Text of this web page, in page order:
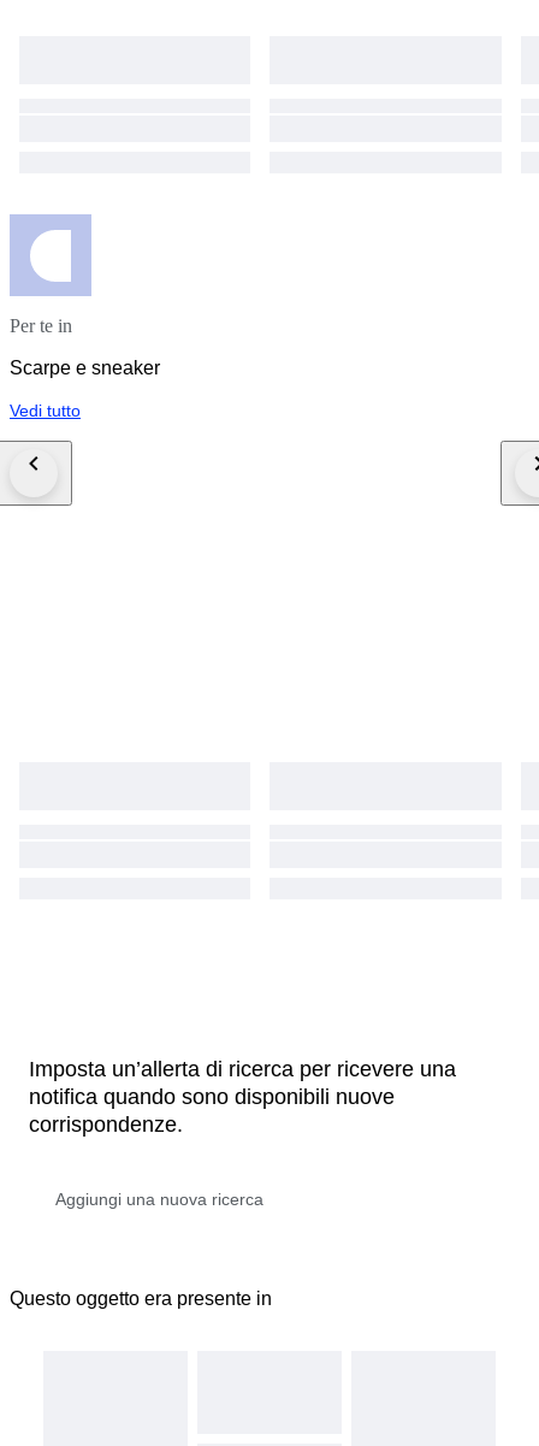
Per te in
Scarpe e sneaker
Vedi tutto
Imposta un’allerta di ricerca per ricevere una
notifica quando sono disponibili nuove
corrispondenze.
Questo oggetto era presente in